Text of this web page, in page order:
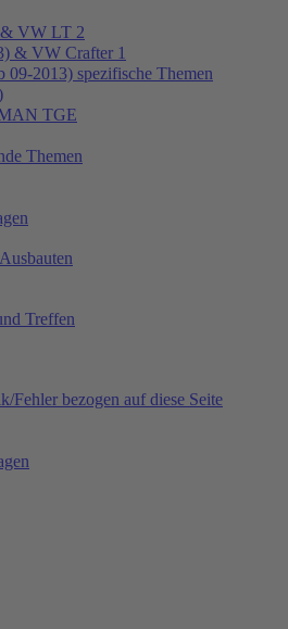
VW LT 2
& VW Crafter 1
2013) spezifische Themen
TGE
Themen
Treffen
bezogen auf diese Seite